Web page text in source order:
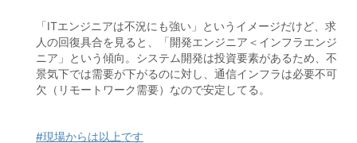
「ITエンジニアは不況にも強い」というイメージだけど、求
人の回復具合を見ると、「開発エンジニア＜インフラエンジ
ニア」という傾向。システム開発は投資要素があるため、不
景気下では需要が下がるのに対し、通信インフラは必要不可
欠（リモートワーク需要）なので安定してる。
#現場からは以上です